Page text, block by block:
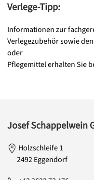
Verlege-Tipp:
Informationen zur
Verlegezubehör sowie
oder
Pflegemittel erhalten Sie
Josef Schappelwein
Holzschleife 1
2492 Eggendorf